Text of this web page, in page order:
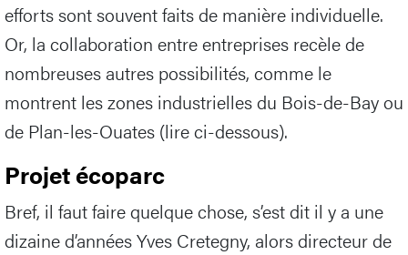
efforts sont souvent faits de manière individuelle.
Or, la collaboration entre entreprises recèle de
nombreuses autres possibilités, comme le
montrent les zones industrielles du Bois-de-Bay ou
de Plan-les-Ouates (lire ci-dessous).
Projet écoparc
Bref, il faut faire quelque chose, s’est dit il y a une
dizaine d’années Yves Cretegny, alors directeur de